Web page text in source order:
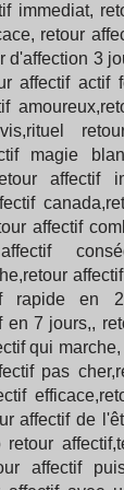
immediat,
retour
d'affection 3
affectif actif
magie
affectif
affectif
rapide en
en 7 jours,,
qui
pas
affectif de
affectif